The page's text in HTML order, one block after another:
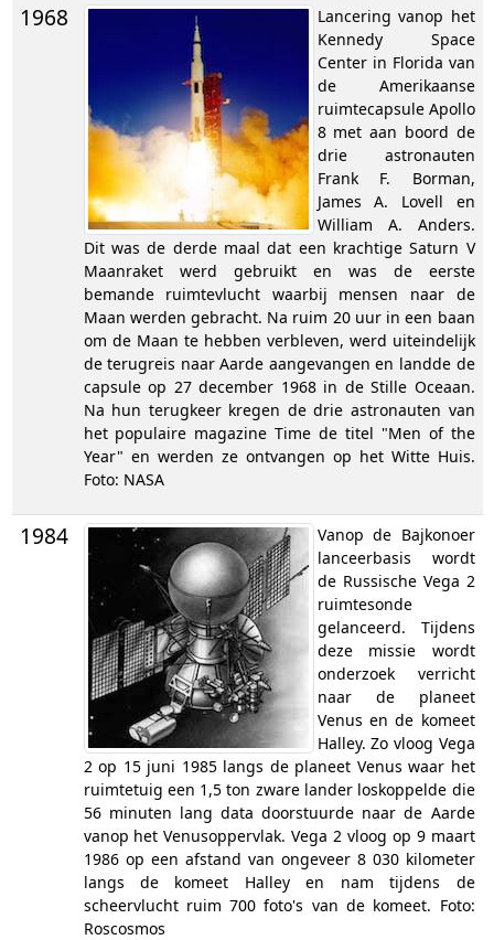
1968
Lancering vanop het
Kennedy Space
Center in Florida van
de Amerikaanse
ruimtecapsule Apollo
8 met aan boord de
drie astronauten
Frank F. Borman,
James A. Lovell en
William A. Anders.
Dit was de derde maal dat een krachtige Saturn V
Maanraket werd gebruikt en was de eerste
bemande ruimtevlucht waarbij mensen naar de
Maan werden gebracht. Na ruim 20 uur in een baan
om de Maan te hebben verbleven, werd uiteindelijk
de terugreis naar Aarde aangevangen en landde de
capsule op 27 december 1968 in de Stille Oceaan.
Na hun terugkeer kregen de drie astronauten van
het populaire magazine Time de titel "Men of the
Year" en werden ze ontvangen op het Witte Huis.
Foto: NASA
1984
Vanop de Bajkonoer
lanceerbasis wordt
de Russische Vega 2
ruimtesonde
gelanceerd. Tijdens
deze missie wordt
onderzoek verricht
naar de planeet
Venus en de komeet
Halley. Zo vloog Vega
2 op 15 juni 1985 langs de planeet Venus waar het
ruimtetuig een 1,5 ton zware lander loskoppelde die
56 minuten lang data doorstuurde naar de Aarde
vanop het Venusoppervlak. Vega 2 vloog op 9 maart
1986 op een afstand van ongeveer 8 030 kilometer
langs de komeet Halley en nam tijdens de
scheervlucht ruim 700 foto's van de komeet. Foto:
Roscosmos